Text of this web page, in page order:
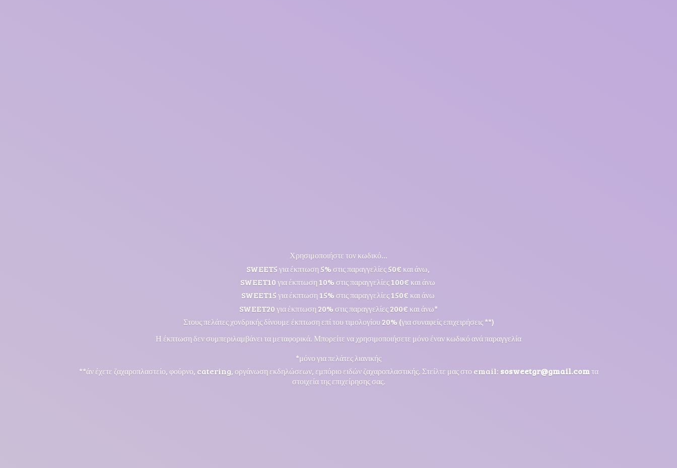
Χρησιμοποιήστε τον κωδικό...
SWEET5 για έκπτωση 5% στις παραγγελίες 50€ και άνω,
SWEET10 για έκπτωση 10% στις παραγγελίες 100€ και άνω
SWEET15 για έκπτωση 15% στις παραγγελίες 150€ και άνω
SWEET20 για έκπτωση 20% στις παραγγελίες 200€ και άνω*
Στους πελάτες χονδρικής δίνουμε έκπτωση επί του τιμολογίου 20% (για συναφείς επιχειρήσεις **)
Η έκπτωση δεν συμπεριλαμβάνει τα μεταφορικά. Μπορείτε να χρησιμοποιήσετε μόνο έναν κωδικό ανά παραγγελία
*μόνο για πελάτες λιανικής
**άν έχετε ζαχαροπλαστείο, φούρνο, catering, οργάνωση εκδηλώσεων, εμπόριο ειδών ζαχαροπλαστικής. Στείλτε μας στο email: sosweetgr@gmail.comτα
στοιχεία της επιχείρησης σας.